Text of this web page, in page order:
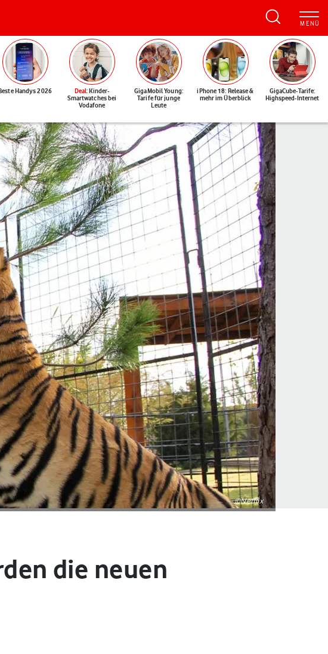
Handys 2026 Deal: Kinder-
Smartwatches bei
Vodafone
GigaMobil Young:
Tarife für junge
Leute
iPhone 18: Release &
mehr im Überblick
GigaCube-Tarife:
Highspeed-Internet
©Netflix
die neuen